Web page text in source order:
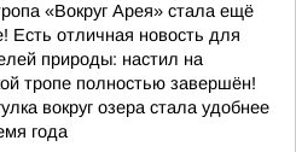
«Вокруг Арея» стала ещё
Есть отличная новость для
природы: настил на
тропе полностью завершён!
вокруг озера стала удобнее
года